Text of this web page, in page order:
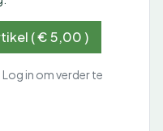
( € 5,00 )
in om verder te